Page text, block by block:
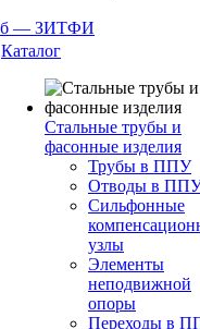
Каталог
Стальные трубы и
фасонные изделия
Трубы в ППУ
Отводы в
Сильфонные
узлы
Элементы
неподвижной
опоры
Переходы в